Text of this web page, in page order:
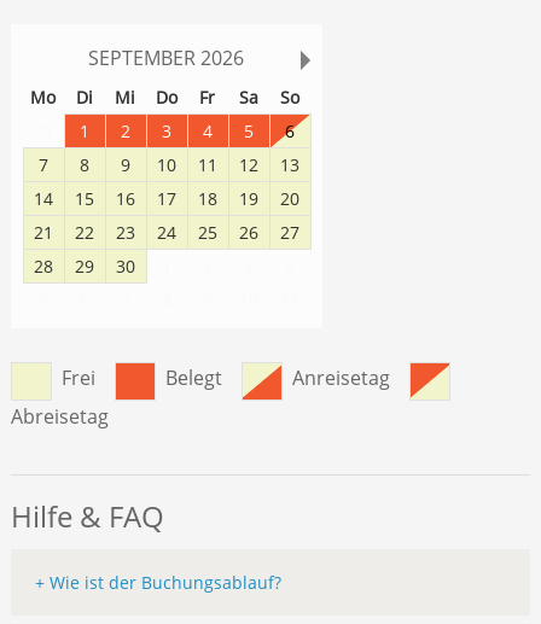
SEPTEMBER 2026
Mo Di Mi Do Fr Sa
So
1 2 3 4 5
6
7
8 9 10 11 12
13
14
15 16 17 18 19
20
21
22 23 24 25 26
27
28
29 30
Frei Belegt
Anreisetag
Abreisetag
Hilfe & FAQ
+ Wie ist der Buchungsablauf?